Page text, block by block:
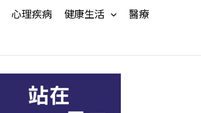
心理疾病 健康生活
醫療